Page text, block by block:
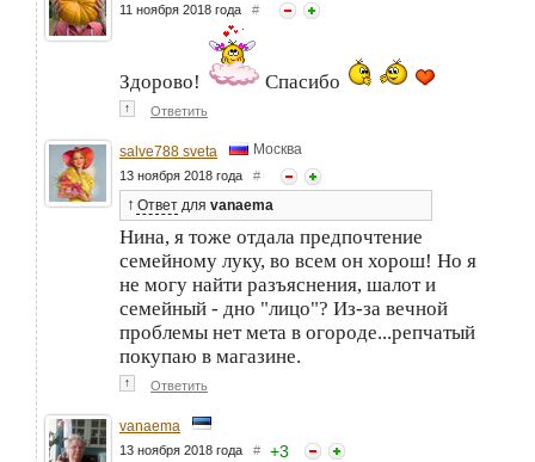
11 ноября 2018 года #
Здорово! Спасибо
↑ Ответить
salve788 sveta Москва
13 ноября 2018 года #
↑ Ответ для vanaema
Нина, я тоже отдала предпочтение
семейному луку, во всем он хорош! Но я
не могу найти разъяснения, шалот и
семейный - дно "лицо"? Из-за вечной
проблемы нет мета в огороде...репчатый
покупаю в магазине.
↑ Ответить
vanaema
13 ноября 2018 года # +3